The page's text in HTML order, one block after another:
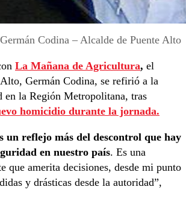
Codina – Alcalde de Puente Alto
La Mañana de Agricultura, el
Germán Codina, se refirió a la
en la Región Metropolitana, tras
homicidio durante la jornada.
un reflejo más del descontrol que hay
en nuestro país. Es una
que amerita decisiones, desde mi punto
y drásticas desde la autoridad”,